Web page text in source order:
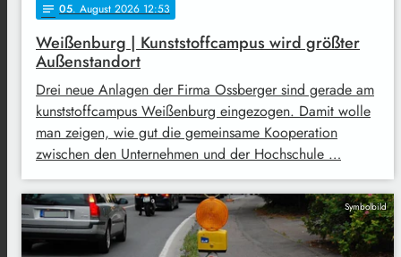
notes 05. August 2026 12:53
Weißenburg | Kunststoffcampus wird größter
Außenstandort
Drei neue Anlagen der Firma Ossberger sind gerade am
kunststoffcampus Weißenburg eingezogen. Damit wolle
man zeigen, wie gut die gemeinsame Kooperation
zwischen den Unternehmen und der Hochschule …
Symbolbild